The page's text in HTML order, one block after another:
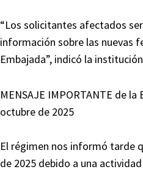
“Los solicitantes afectados
información sobre las nuevas
Embajada”, indicó la
MENSAJE IMPORTANTE de
octubre de 2025
El régimen nos informó tarde
de 2025 debido a una